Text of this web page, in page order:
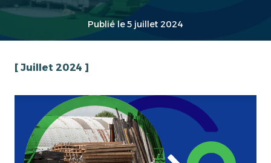
Publié le5 juillet 2024
[ Juillet 2024 ]